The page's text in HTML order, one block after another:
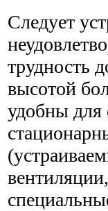
Следует
трудность
высотой
удобны для